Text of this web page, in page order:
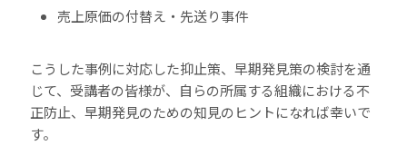
売上原価の付替え・先送り事件
こうした事例に対応した抑止策、早期発見策の検討を通
じて、受講者の皆様が、自らの所属する組織における不
正防止、早期発見のための知見のヒントになれば幸いで
す。